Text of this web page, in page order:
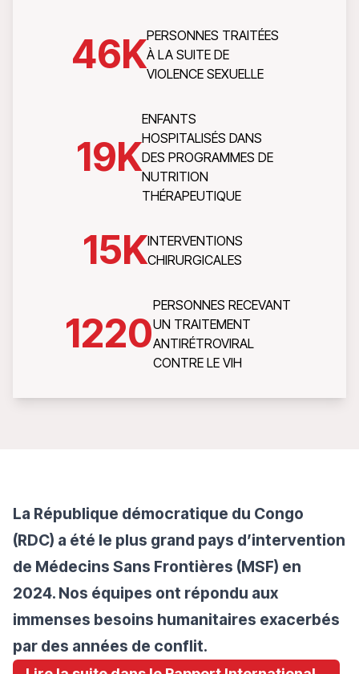
46KPERSONNES TRAITÉES
À LA SUITE DE
VIOLENCE SEXUELLE
19K
ENFANTS
HOSPITALISÉS DANS
DES PROGRAMMES DE
NUTRITION
THÉRAPEUTIQUE
15KINTERVENTIONS
CHIRURGICALES
1220
PERSONNES RECEVANT
UN TRAITEMENT
ANTIRÉTROVIRAL
CONTRE LE VIH
La République démocratique du Congo
(RDC) a été le plus grand pays d’intervention
de Médecins Sans Frontières (MSF) en
2024. Nos équipes ont répondu aux
immenses besoins humanitaires exacerbés
par des années de conflit.